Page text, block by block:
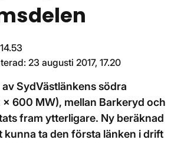
23 augusti 2017, 17.20
SydVästlänkens södra
x 600 MW), mellan Barkeryd och
fram ytterligare. Ny beräknad
ta den första länken i drift